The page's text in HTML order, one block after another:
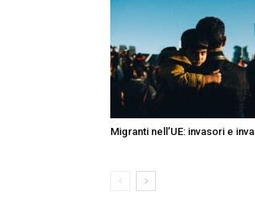
Migranti nell’UE: invasori e